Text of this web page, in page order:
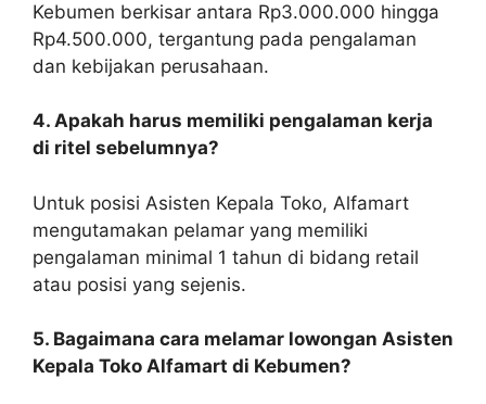
Kebumen berkisar antara Rp3.000.000 hingga
Rp4.500.000, tergantung pada pengalaman
dan kebijakan perusahaan.
4. Apakah harus memiliki pengalaman kerja
di ritel sebelumnya?
Untuk posisi Asisten Kepala Toko, Alfamart
mengutamakan pelamar yang memiliki
pengalaman minimal 1 tahun di bidang retail
atau posisi yang sejenis.
5. Bagaimana cara melamar lowongan Asisten
Kepala Toko Alfamart di Kebumen?